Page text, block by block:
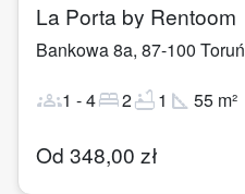
La Porta by Rentoom
Bankowa 8a, 87-100 Toruń
groups1 -4bed2bathtub1 square_foot 55 m²
Od 348,00 zł